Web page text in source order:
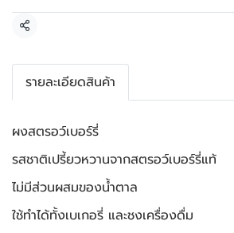
แชร์
รายละเอียดสินค้า
ผงสตรอว์เบอร์รี่
รสชาติเปรี้ยวหวานจากสตรอว์เบอร์รี่แท้
ไม่มีส่วนผสมของน้ำตาล
ใช้ทำได้ทั้งเบเกอรี่ และชงเครื่องดื่ม